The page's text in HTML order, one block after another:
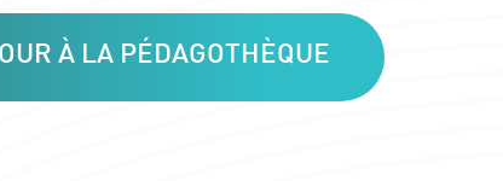
À LA PÉDAGOTHÈQUE